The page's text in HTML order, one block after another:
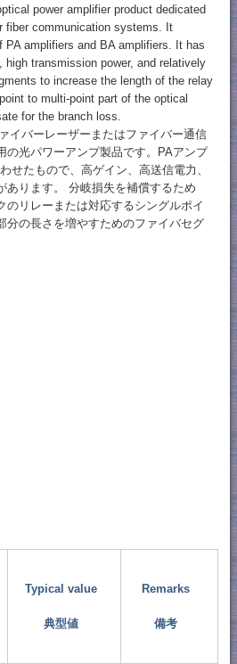
power amplifier product dedicated
fiber communication systems. It
PA amplifiers and BA amplifiers. It has
high transmission power, and relatively
to increase the length of the relay
to multi-point part of the optical
for the branch loss.
イバーレーザーまたはファイバー通信
の光パワーアンプ製品です。PAアンプ
せたもので、高ゲイン、高送信電力、
あります。 分岐損失を補償するため
のリレーまたは対応するシングルポイ
分の長さを増やすためのファイバセグ
Typical value
典型値
Remarks
備考